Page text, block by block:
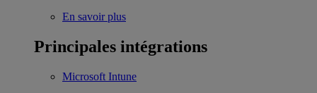
En savoir plus
Principales intégrations
Microsoft Intune